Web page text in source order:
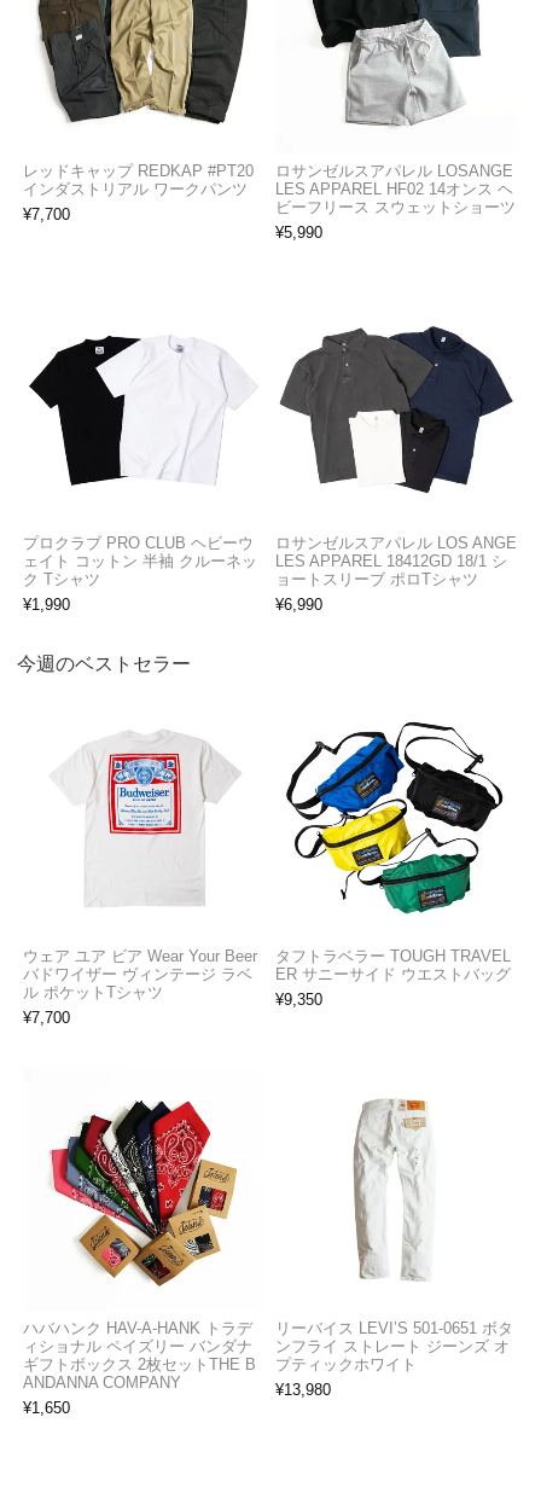
レッドキャップ REDKAP #PT20
インダストリアル ワークパンツ
¥7,700
ロサンゼルスアパレル LOSANGE
LES APPAREL HF02 14オンス ヘ
ビーフリース スウェットショーツ
¥5,990
プロクラブ PRO CLUB ヘビーウ
ェイト コットン 半袖 クルーネッ
ク Tシャツ
¥1,990
ロサンゼルスアパレル LOS ANGE
LES APPAREL 18412GD 18/1 シ
ョートスリーブ ポロTシャツ
¥6,990
今週のベストセラー
ウェア ユア ビア Wear Your Beer
バドワイザー ヴィンテージ ラベ
ル ポケットTシャツ
¥7,700
タフトラベラー TOUGH TRAVEL
ER サニーサイド ウエストバッグ
¥9,350
ハバハンク HAV-A-HANK トラデ
ィショナル ペイズリー バンダナ
ギフトボックス 2枚セットTHE B
ANDANNA COMPANY
¥1,650
リーバイス LEVI’S 501-0651 ボタ
ンフライ ストレート ジーンズ オ
プティックホワイト
¥13,980